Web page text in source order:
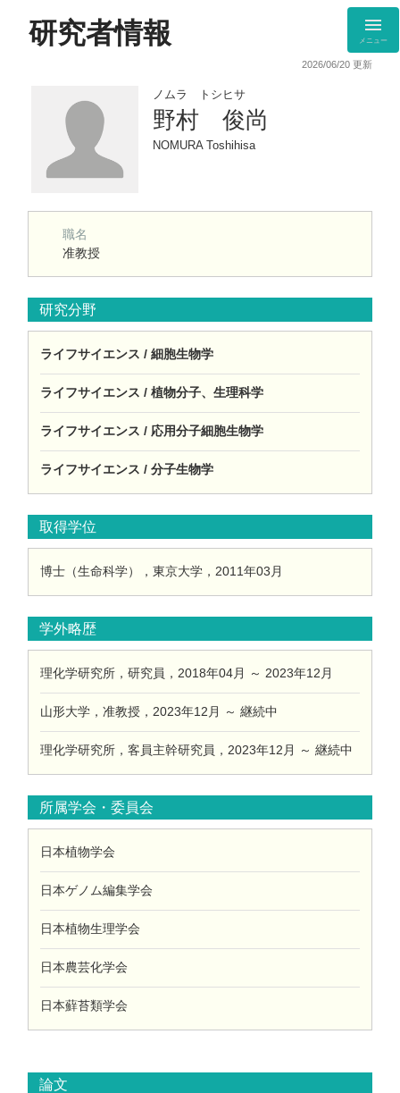
研究者情報 メニュー
2026/06/20 更新
ノムラ トシヒサ
野村 俊尚
NOMURA Toshihisa
職名
准教授
研究分野
ライフサイエンス / 細胞生物学
ライフサイエンス / 植物分子、生理科学
ライフサイエンス / 応用分子細胞生物学
ライフサイエンス / 分子生物学
取得学位
博士（生命科学），東京大学，2011年03月
学外略歴
理化学研究所，研究員，2018年04月 ～ 2023年12月
山形大学，准教授，2023年12月 ～ 継続中
理化学研究所，客員主幹研究員，2023年12月 ～ 継続中
所属学会・委員会
日本植物学会
日本ゲノム編集学会
日本植物生理学会
日本農芸化学会
日本蘚苔類学会
論文